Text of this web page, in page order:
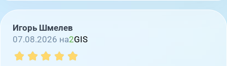
Игорь Шмелев
07.08.2026 на2GIS